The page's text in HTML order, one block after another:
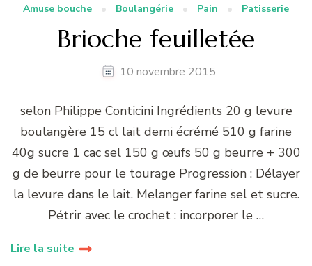
Amuse bouche Boulangérie Pain Patisserie
Brioche feuilletée
10 novembre 2015
selon Philippe Conticini Ingrédients 20 g levure
boulangère 15 cl lait demi écrémé 510 g farine
40g sucre 1 cac sel 150 g œufs 50 g beurre + 300
g de beurre pour le tourage Progression : Délayer
la levure dans le lait. Melanger farine sel et sucre.
Pétrir avec le crochet : incorporer le …
Lire la suite